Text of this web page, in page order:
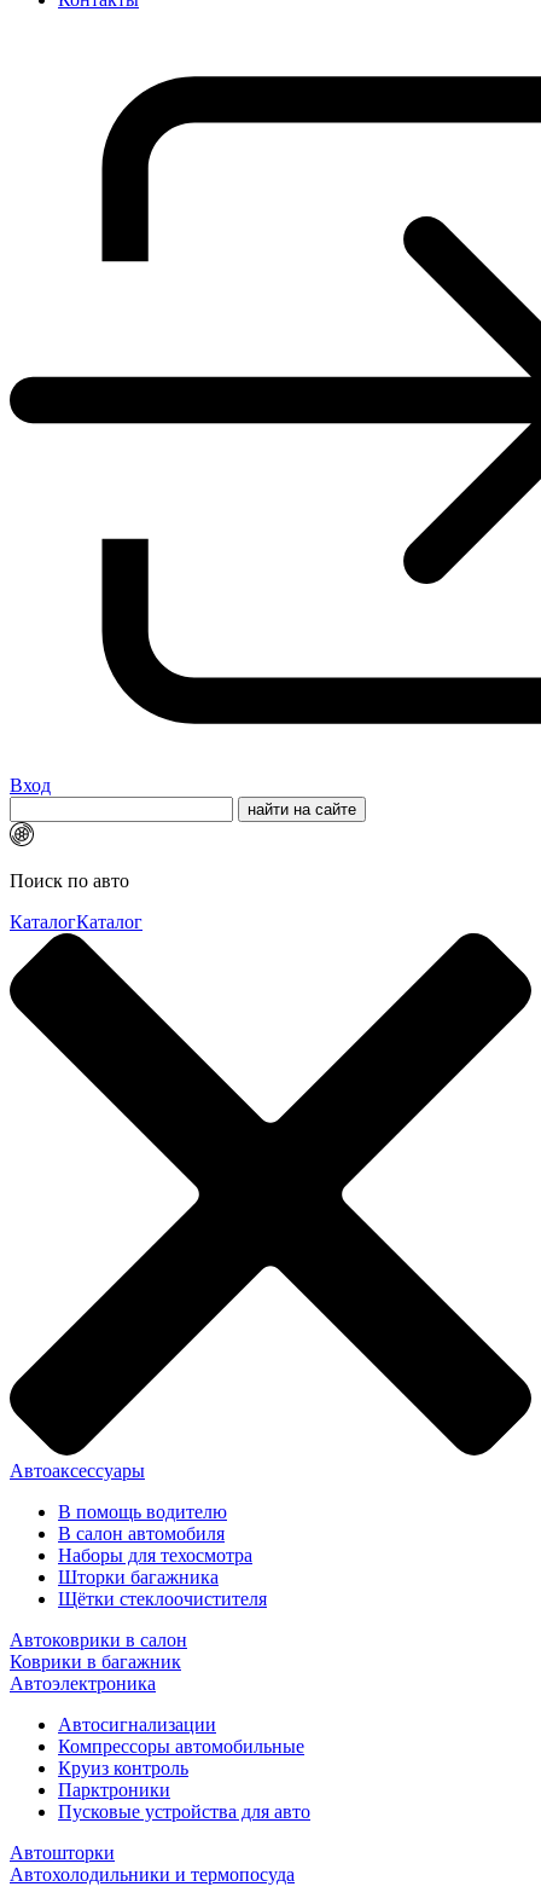
Вход
Поиск по авто
КаталогКаталог
Автоаксессуары
В помощь водителю
В салон автомобиля
Наборы для техосмотра
Шторки багажника
Щётки стеклоочистителя
Автоковрики в салон
Коврики в багажник
Автоэлектроника
Автосигнализации
Компрессоры автомобильные
Круиз контроль
Парктроники
Пусковые устройства для авто
Автошторки
Автохолодильники и термопосуда